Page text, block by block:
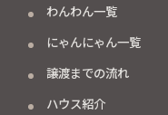
わんわん一覧
にゃんにゃん一覧
譲渡までの流れ
ハウス紹介